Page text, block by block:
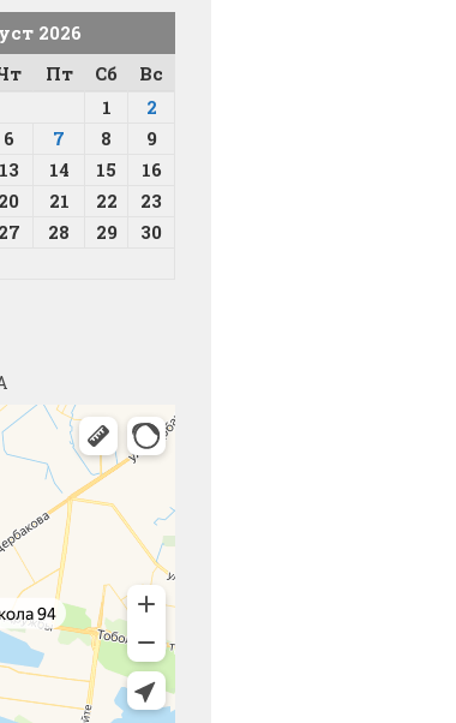
2026
Пт Сб
Вс
1
2
6 7 8
9
13 14 15
16
20 21 22
23
27 28 29
30